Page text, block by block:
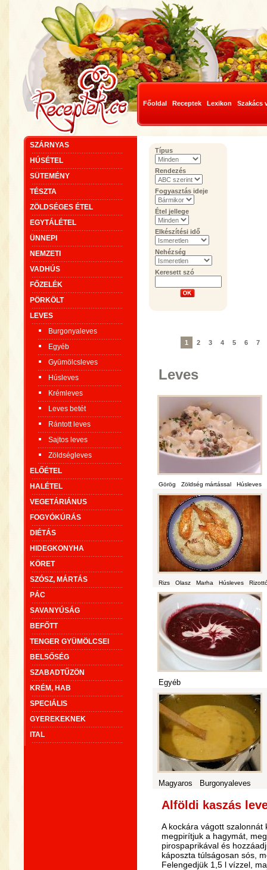
Főoldal Receptek Lexikon Szakács
SZÁRNYAS
HÚSÉTEL
SÜTEMÉNY
TÉSZTA
ZÖLDSÉGES ÉTEL
EGYTÁLÉTEL
ÜNNEPI
NEMZETI
VADHÚS
FŐZELÉK
PÖRKÖLT
LEVES
Burgonyaleves
Egyéb
Gyümölcsleves
Húsleves
Krémleves
Leves betét
Rántott leves
Sajtos leves
Zöldségleves
ELŐÉTEL
HALÉTEL
VEGETÁRIÁNUS
FOGYÓKÚRÁS
DIÉTÁS
HIDEGKONYHA
KÖRET
SZÓSZ, MÁRTÁS
PÁC
SAVANYÚSÁG
BEFŐTT
TENGER GYÜMÖLCSEI
BELSŐSÉG
SZABADTŰZÖN
KRÉM, HAB
SPECIÁLIS
GYEREKEKNEK
ITAL
Típus
Rendezés
Fogyasztás ideje
Étel jellege
Elkészítési idő
Nehézség
Keresett szó
1 2 3 4 5 6 7
Leves
Görög Zöldség mártással Húsleves
Rizs Olasz Marha Húsleves
Egyéb
Magyaros Burgonyaleves
Alföldi kaszás
A kockára vágott
megpirítjuk a hagymát,
pirospaprikával és
káposzta túlságosan sós,
Felengedjük 1,5 l vízzel,